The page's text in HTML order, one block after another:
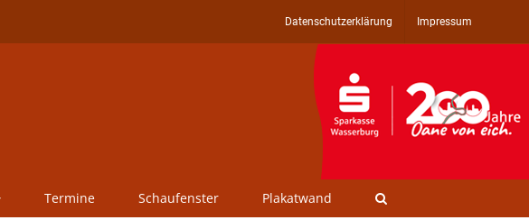
Datenschutzerklärung Impressum
Termine Schaufenster Plakatwand